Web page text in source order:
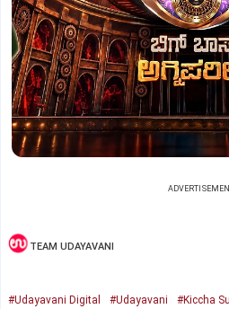
TEAM UDAYAVANI
#Udayavani Digital #Udayavani #Kiccha